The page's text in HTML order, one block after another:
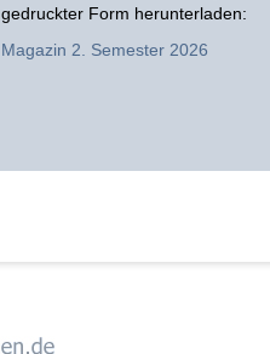
gedruckter Form herunterladen:
Magazin 2. Semester 2026